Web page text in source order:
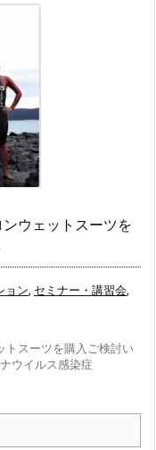
ウェットスーツを
ョン, セミナー・講習会,
トスーツを購入ご検討い
ウイルス感染症